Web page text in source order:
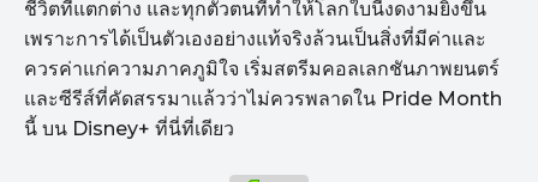
ชีวิตที่แตกต่าง และทุกตัวตนที่ทำให้โลกใบนี้งดงามยิ่งขึ้น
เพราะการได้เป็นตัวเองอย่างแท้จริงล้วนเป็นสิ่งที่มีค่าและ
ควรค่าแก่ความภาคภูมิใจ เริ่มสตรีมคอลเลกชันภาพยนตร์
และซีรีส์ที่คัดสรรมาแล้วว่าไม่ควรพลาดใน Pride Month
นี้ บน Disney+ ที่นี่ที่เดียว